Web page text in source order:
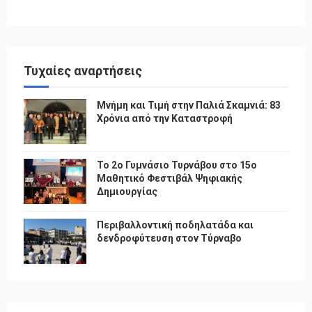
Τυχαίες αναρτήσεις
Μνήμη και Τιμή στην Παλιά Σκαμνιά: 83
Χρόνια από την Καταστροφή
To 2ο Γυμνάσιο Τυρνάβου στο 15ο
Μαθητικό Φεστιβάλ Ψηφιακής
Δημιουργίας
Περιβαλλοντική ποδηλατάδα και
δενδροφύτευση στον Τύρναβο